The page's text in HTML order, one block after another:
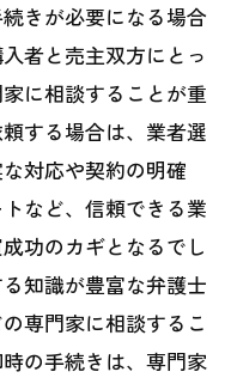
きが必要になる場合
者と売主双方にとっ
に相談することが重
する場合は、業者選
対応や契約の明確
など、信頼できる業
功のカギとなるでし
知識が豊富な弁護士
専門家に相談するこ
の手続きは、専門家